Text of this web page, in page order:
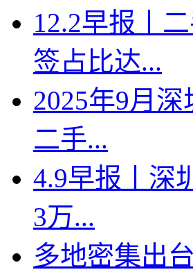
12.2早报丨
签占比达...
2025年9月
二手...
4.9早报丨深
3万...
多地密集出